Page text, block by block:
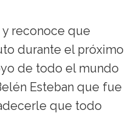
y reconoce que
durante el próximo
de todo el mundo
Esteban que fue
que todo